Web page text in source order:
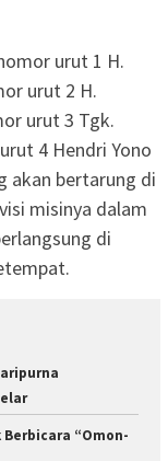
urut 1 H.
urut 2 H.
urut 3 Tgk.
4 Hendri Yono
akan bertarung di
misinya dalam
di
Berbicara “Omon-